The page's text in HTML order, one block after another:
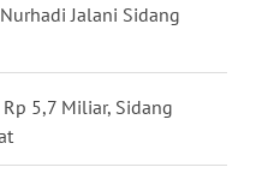
Jalani Sidang
5,7 Miliar, Sidang